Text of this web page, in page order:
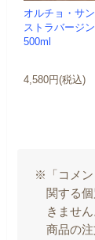
オルチョ・サ
ストラバージ
500ml
4,580円(税込)
※「コメン
関する
きません
商品の